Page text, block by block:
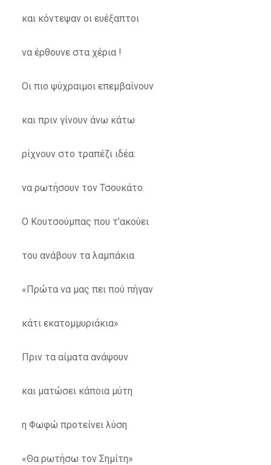
και κόντεψαν οι ευέξαπτοι
να έρθουνε στα χέρια !
Οι πιο ψύχραιμοι επεμβαίνουν
και πριν γίνουν άνω κάτω
ρίχνουν στο τραπέζι ιδέα:
να ρωτήσουν τον Τσουκάτο.
Ο Κουτσούμπας που τ’ακούει
του ανάβουν τα λαμπάκια
«Πρώτα να μας πει πού πήγαν
κάτι εκατομμυριάκια»
Πριν τα αίματα ανάψουν
και ματώσει κάποια μύτη
η Φωφώ προτείνει λύση
«Θα ρωτήσω τον Σημίτη»